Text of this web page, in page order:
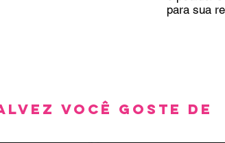
para sua
você goste de